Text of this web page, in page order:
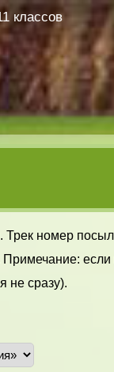
классов
Трек номер
Примечание:
не сразу).